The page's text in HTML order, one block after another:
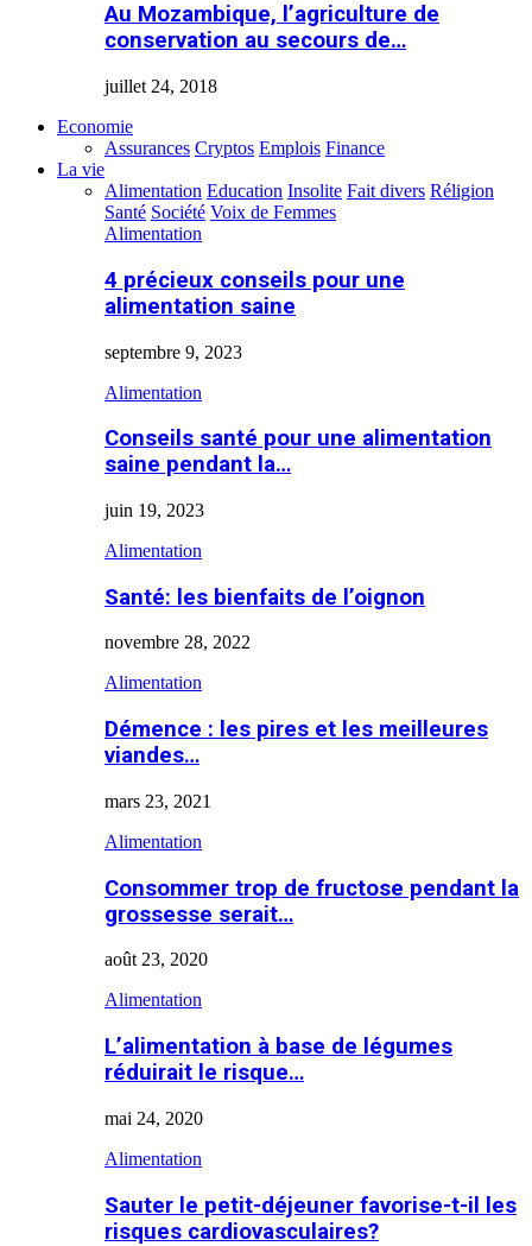
Au Mozambique, l’agriculture de
conservation au secours de…
juillet 24, 2018
Economie
Assurances Cryptos Emplois Finance
La vie
Alimentation Education Insolite Fait divers Réligion
Santé Société Voix de Femmes
Alimentation
4 précieux conseils pour une
alimentation saine
septembre 9, 2023
Alimentation
Conseils santé pour une alimentation
saine pendant la…
juin 19, 2023
Alimentation
Santé: les bienfaits de l’oignon
novembre 28, 2022
Alimentation
Démence : les pires et les meilleures
viandes…
mars 23, 2021
Alimentation
Consommer trop de fructose pendant la
grossesse serait…
août 23, 2020
Alimentation
L’alimentation à base de légumes
réduirait le risque…
mai 24, 2020
Alimentation
Sauter le petit-déjeuner favorise-t-il les
risques cardiovasculaires?